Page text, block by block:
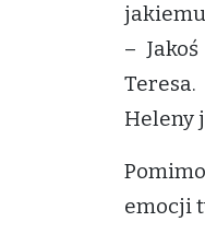
–
Heleny
emocji